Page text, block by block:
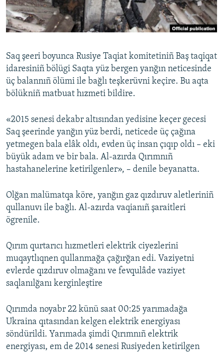
Русский
Українською
QOŞULIÑIZ!
Saq şeeri boyunca Rusiye Taqiat komitetiniñ Baş taqiqat
idaresiniñ bölügi Saqta yüz bergen yanğın neticesinde
üç balannıñ ölümi ile bağlı teşkerüvni keçire. Bu aqta
bölükniñ matbuat hızmeti bildire.
«2015 senesi dekabr altısından yedisine keçer gecesi
Saq şeerinde yanğın yüz berdi, neticede üç çağına
yetmegen bala elâk oldı, evden üç insan çıqıp oldı – eki
büyük adam ve bir bala. Al-azırda Qırımnıñ
hastahanelerine ketirilgenler», – denile beyanatta.
Olğan malümatqa köre, yanğın gaz qızdıruv aletleriniñ
qullanuvı ile bağlı. Al-azırda vaqianıñ şaraitleri
ögrenile.
Qırım qurtarıcı hızmetleri elektrik ciyezlerini
muqaytlıqnen qullanmağa çağırğan edi. Vaziyetni
evlerde qızdıruv olmağanı ve fevqulâde vaziyet
saqlanılğanı kerginleştire
Qırımda noyabr 22 künü saat 00:25 yarımadağa
Ukraina qıtasından kelgen elektrik energiyası
söndürildi. Yarımada şimdi Qırımnıñ elektrik
energiyası, em de 2014 senesi Rusiyeden ketirilgen